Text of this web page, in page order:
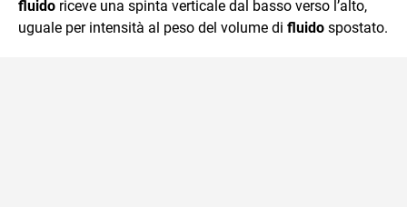
fluido riceve una spinta verticale dal basso verso l’alto,
uguale per intensità al peso del volume di fluido spostato.